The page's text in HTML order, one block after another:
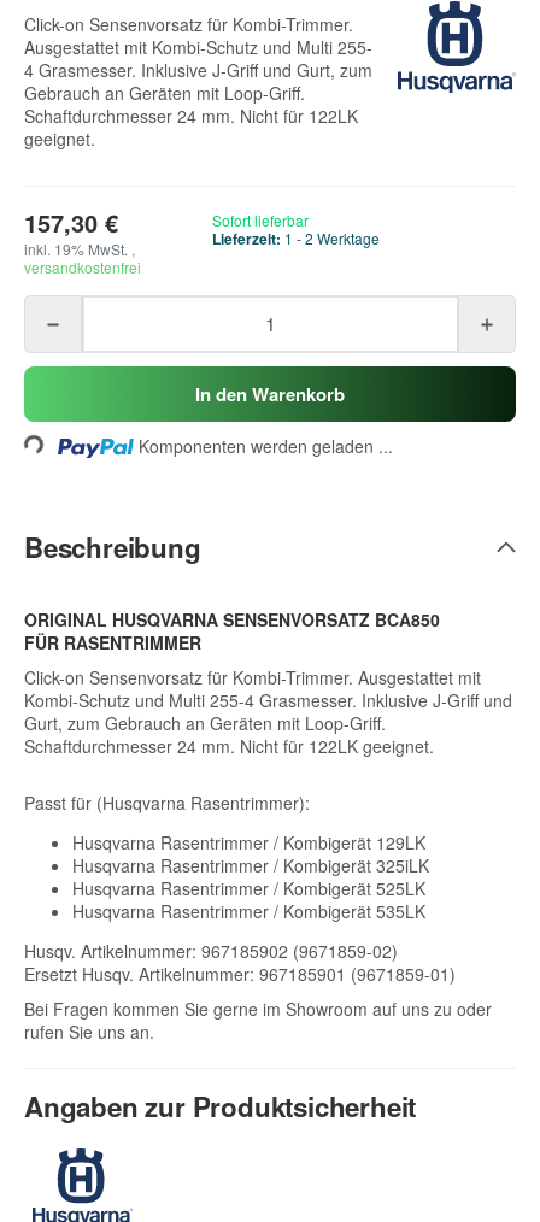
Click-on Sensenvorsatz für Kombi-Trimmer.
Ausgestattet mit Kombi-Schutz und Multi 255-
4 Grasmesser. Inklusive J-Griff und Gurt, zum
Gebrauch an Geräten mit Loop-Griff.
Schaftdurchmesser 24 mm. Nicht für 122LK
geeignet.
157,30 €
inkl. 19% MwSt. ,
versandkostenfrei
Sofort lieferbar
Lieferzeit: 1 - 2 Werktage
In den Warenkorb
Loading... Komponenten werden geladen ...
Beschreibung
ORIGINAL HUSQVARNA SENSENVORSATZ BCA850
FÜR RASENTRIMMER
Click-on Sensenvorsatz für Kombi-Trimmer. Ausgestattet mit
Kombi-Schutz und Multi 255-4 Grasmesser. Inklusive J-Griff und
Gurt, zum Gebrauch an Geräten mit Loop-Griff.
Schaftdurchmesser 24 mm. Nicht für 122LK geeignet.
Passt für (Husqvarna Rasentrimmer):
Husqvarna Rasentrimmer / Kombigerät 129LK
Husqvarna Rasentrimmer / Kombigerät 325iLK
Husqvarna Rasentrimmer / Kombigerät 525LK
Husqvarna Rasentrimmer / Kombigerät 535LK
Husqv. Artikelnummer: 967185902 (9671859-02)
Ersetzt Husqv. Artikelnummer: 967185901 (9671859-01)
Bei Fragen kommen Sie gerne im Showroom auf uns zu oder
rufen Sie uns an.
Angaben zur Produktsicherheit